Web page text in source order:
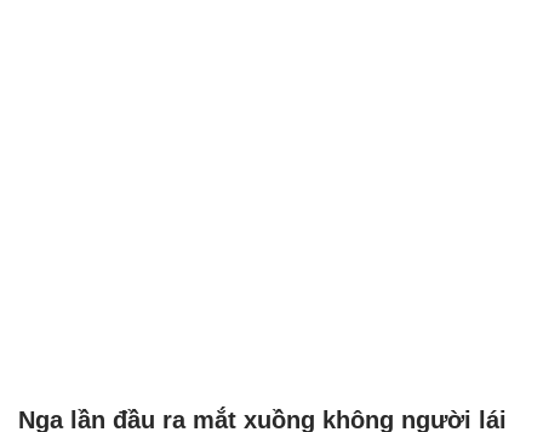
Nga lần đầu ra mắt xuồng không người lái